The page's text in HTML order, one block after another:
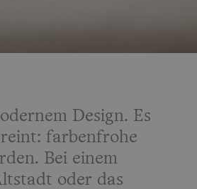
Design. Es
farbenfrohe
Bei einem
oder das